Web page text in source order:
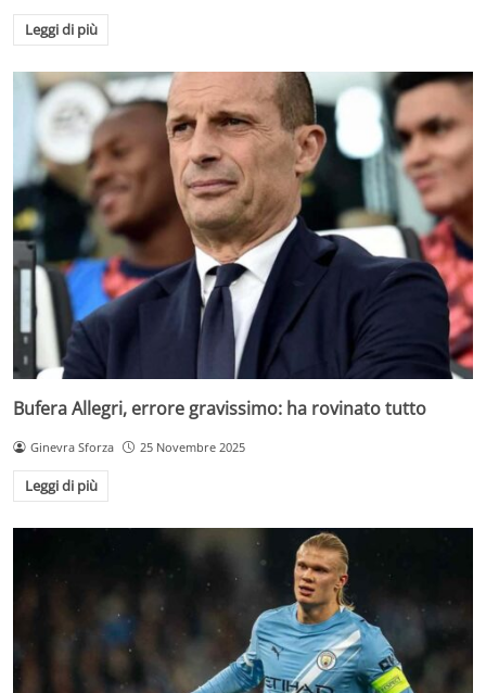
Leggi di più
Bufera Allegri, errore gravissimo: ha rovinato tutto
Ginevra Sforza 25 Novembre 2025
Leggi di più